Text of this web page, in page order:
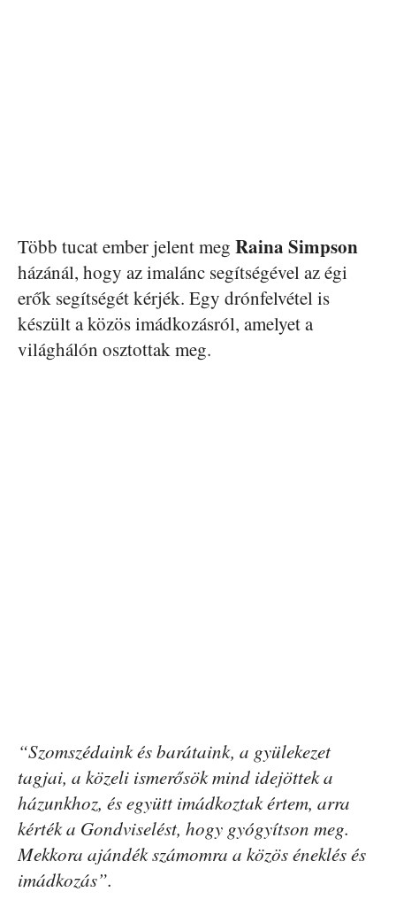
Több tucat ember jelent meg Raina Simpson
házánál, hogy az imalánc segítségével az égi
erők segítségét kérjék. Egy drónfelvétel is
készült a közös imádkozásról, amelyet a
világhálón osztottak meg.
“Szomszédaink és barátaink, a gyülekezet
tagjai, a közeli ismerősök mind idejöttek a
házunkhoz, és együtt imádkoztak értem, arra
kérték a Gondviselést, hogy gyógyítson meg.
Mekkora ajándék számomra a közös éneklés és
imádkozás”.